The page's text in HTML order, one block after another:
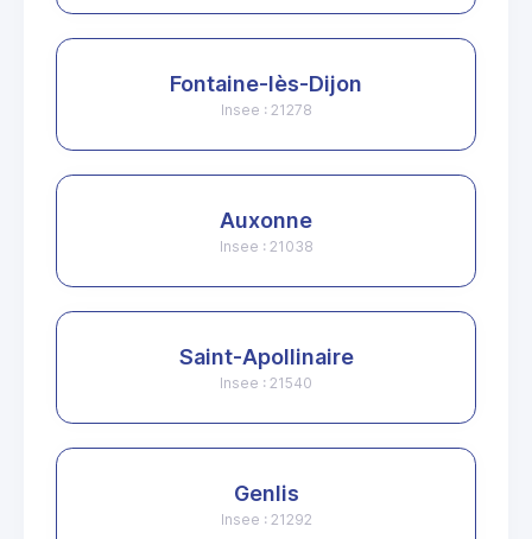
Fontaine-lès-Dijon
Insee : 21278
Auxonne
Insee : 21038
Saint-Apollinaire
Insee : 21540
Genlis
Insee : 21292